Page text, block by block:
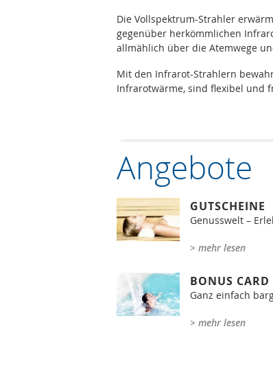
Die Vollspektrum-Strahler
gegenüber herkömmlichen
allmählich über die Atemwege
Mit den Infrarot-Strahlern
Infrarotwärme, sind flexibel und
Angebote
GUTSCHEINE
Genusswelt –
> mehr lesen
BONUS CARD
Ganz einfach
> mehr lesen